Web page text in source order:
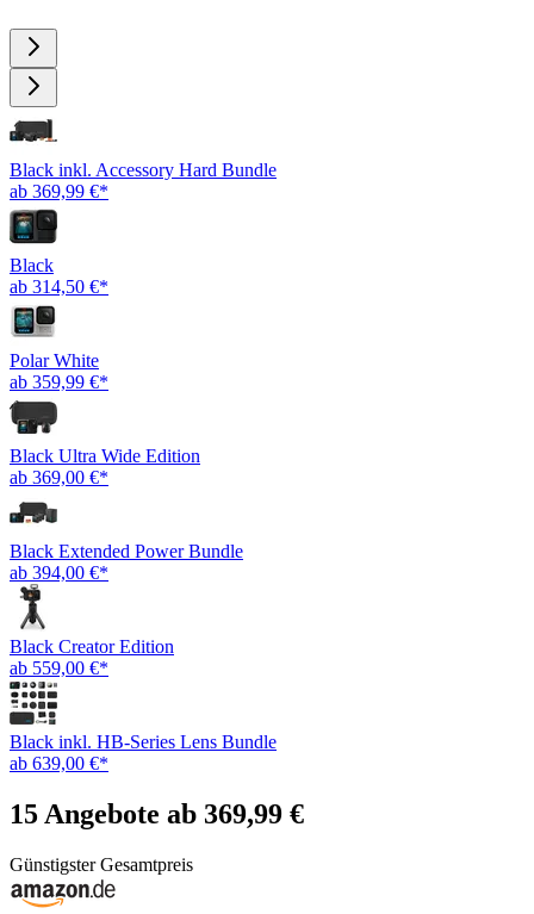
Black inkl. Accessory Hard Bundle
ab 369,99 €*
Black
ab 314,50 €*
Polar White
ab 359,99 €*
Black Ultra Wide Edition
ab 369,00 €*
Black Extended Power Bundle
ab 394,00 €*
Black Creator Edition
ab 559,00 €*
Black inkl. HB-Series Lens Bundle
ab 639,00 €*
15 Angebote ab 369,99 €
Günstigster Gesamtpreis